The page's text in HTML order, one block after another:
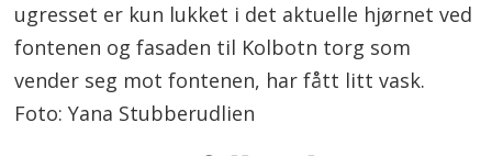
ugresset er kun lukket i det aktuelle hjørnet ved
fontenen og fasaden til Kolbotn torg som
vender seg mot fontenen, har fått litt vask.
Foto: Yana Stubberudlien